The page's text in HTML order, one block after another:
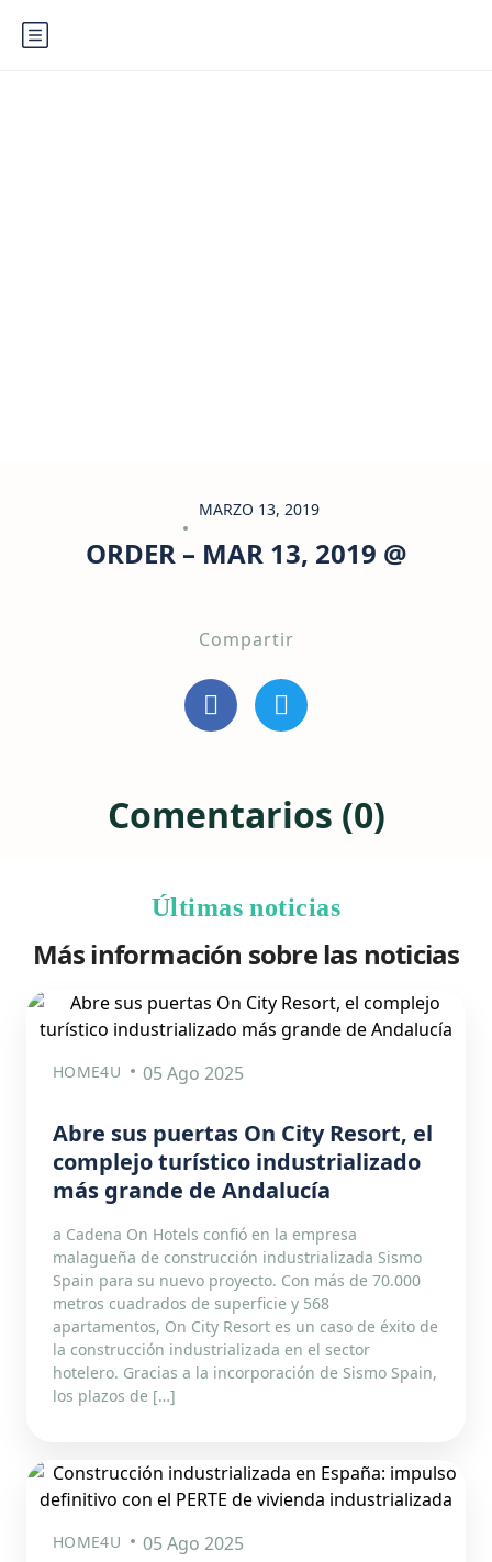
MARZO 13, 2019
ORDER – MAR 13, 2019 @
Compartir
Comentarios (0)
Últimas noticias
Más información sobre las noticias
HOME4U 05 Ago 2025
Abre sus puertas On City Resort, el
complejo turístico industrializado
más grande de Andalucía
a Cadena On Hotels confió en la empresa
malagueña de construcción industrializada Sismo
Spain para su nuevo proyecto. Con más de 70.000
metros cuadrados de superficie y 568
apartamentos, On City Resort es un caso de éxito de
la construcción industrializada en el sector
hotelero. Gracias a la incorporación de Sismo Spain,
los plazos de […]
HOME4U 05 Ago 2025